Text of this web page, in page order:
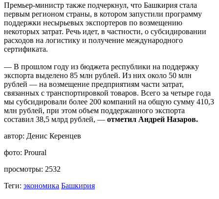
Премьер-министр также подчеркнул, что Башкирия стала
первым регионом страны, в котором запустили программу
поддержки несырьевых экспортеров по возмещению
некоторых затрат. Речь идет, в частности, о субсидировании
расходов на логистику и получение международного
сертификата.
— В прошлом году из бюджета республики на поддержку
экспорта выделено 85 млн рублей. Из них около 50 млн
рублей — на возмещение предприятиям части затрат,
связанных с транспортировкой товаров. Всего за четыре года
мы субсидировали более 200 компаний на общую сумму 410,3
млн рублей, при этом объем поддержанного экспорта
составил 38,5 млрд рублей, — отметил Андрей Назаров.
автор: Денис Керенцев
фото: Proural
просмотры: 2532
Теги: экономика Башкирия